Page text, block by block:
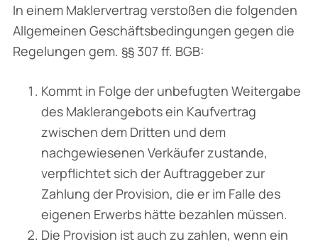
In einem Maklervertrag verstoßen die folgenden
Allgemeinen Geschäftsbedingungen gegen die
Regelungen gem. §§ 307 ff. BGB:
Kommt in Folge der unbefugten Weitergabe
des Maklerangebots ein Kaufvertrag
zwischen dem Dritten und dem
nachgewiesenen Verkäufer zustande,
verpflichtet sich der Auftrag­geber zur
Zahlung der Provision, die er im Falle des
eigenen Erwerbs hätte bezahlen müssen.
Die Provision ist auch zu zahlen, wenn ein